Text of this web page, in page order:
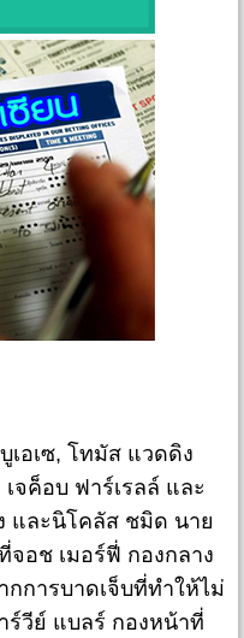
เอเซ, โทมัส แวดดิง
จค็อบ ฟาร์เรลล์ และ
และนิโคลัส ชมิด นาย
อช เมอร์ฟี่ กองกลาง
การบาดเจ็บที่ทำให้ไม่
ร์วีย์ แบลร์ กองหน้าที่